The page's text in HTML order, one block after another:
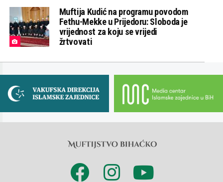
Muftija Kudić na programu povodom
Fethu-Mekke u Prijedoru: Sloboda je
vrijednost za koju se vrijedi
žrtvovati